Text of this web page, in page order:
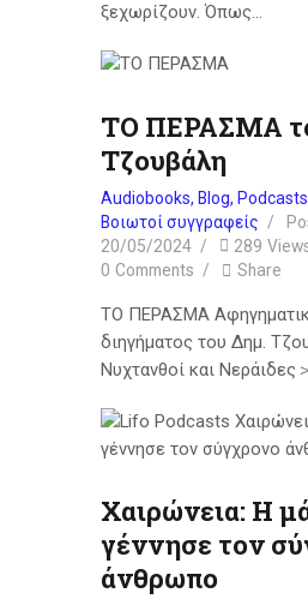
ξεχωρίζουν. Όπως…
ΤΟ ΠΕΡΑΣΜΑ
Τζουβάλη
Audiobooks, Blog, Podcasts
Βοιωτοί συγγραφείς
20/05/2024
289
0 Comments Share
ΤΟ ΠΕΡΑΣΜΑ
διηγήματος του Δημ.
Νυχτανθοί και Νεράιδες
Χαιρώνεια: Η
γέννησε τον
άνθρωπο